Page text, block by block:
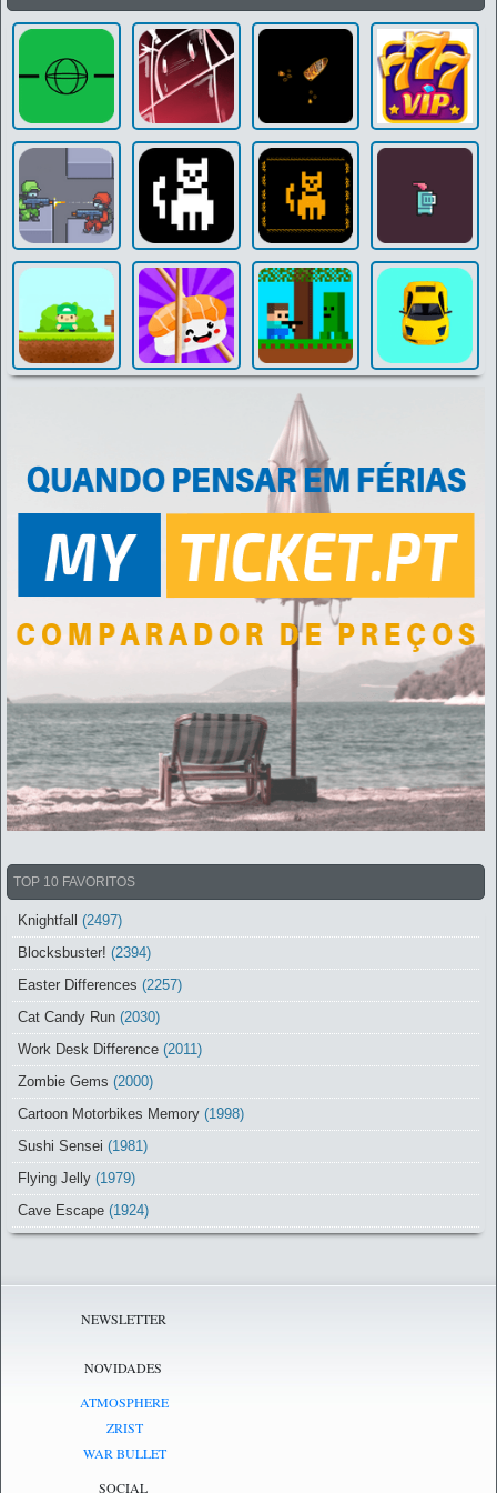
TOP 10 FAVORITOS
Knightfall
(2497)
Blocksbuster! (2394)
Easter Differences (2257)
Cat Candy Run (2030)
Work Desk Difference (2011)
Zombie Gems (2000)
Cartoon Motorbikes Memory (1998)
Sushi Sensei (1981)
Flying Jelly (1979)
Cave Escape (1924)
NEWSLETTER
NOVIDADES
ATMOSPHERE
ZRIST
WAR BULLET
SOCIAL